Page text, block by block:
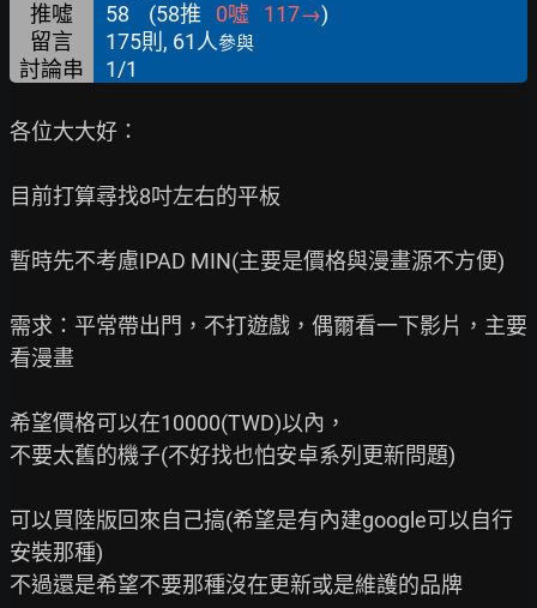
推噓 58 (58推 0噓 117→)
留言
175則, 61人參與
討論串 1/1
各位大大好：
目前打算尋找8吋左右的平板
暫時先不考慮IPAD MIN(主要是價格與漫畫源不方便)
需求：平常帶出門，不打遊戲，偶爾看一下影片，主要
看漫畫
希望價格可以在10000(TWD)以內，
不要太舊的機子(不好找也怕安卓系列更新問題)
可以買陸版回來自己搞(希望是有內建google可以自行
安裝那種)
不過還是希望不要那種沒在更新或是維護的品牌